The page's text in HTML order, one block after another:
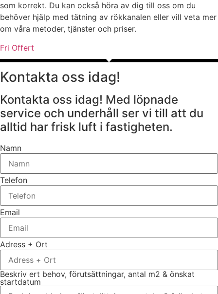
som korrekt. Du kan också höra av dig till oss om du
behöver hjälp med tätning av rökkanalen eller vill veta mer
om våra metoder, tjänster och priser.
Fri Offert
Kontakta oss idag!
Kontakta oss idag! Med löpnade
service och underhåll ser vi till att du
alltid har frisk luft i fastigheten.
Namn
Telefon
Email
Adress + Ort
Beskriv ert behov, förutsättningar, antal m2 & önskat
startdatum